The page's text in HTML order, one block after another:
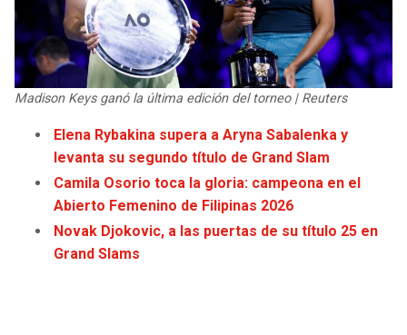
Madison Keys ganó la última edición del torneo | Reuters
Elena Rybakina supera a Aryna Sabalenka y
levanta su segundo título de Grand Slam
Camila Osorio toca la gloria: campeona en el
Abierto Femenino de Filipinas 2026
Novak Djokovic, a las puertas de su título 25 en
Grand Slams